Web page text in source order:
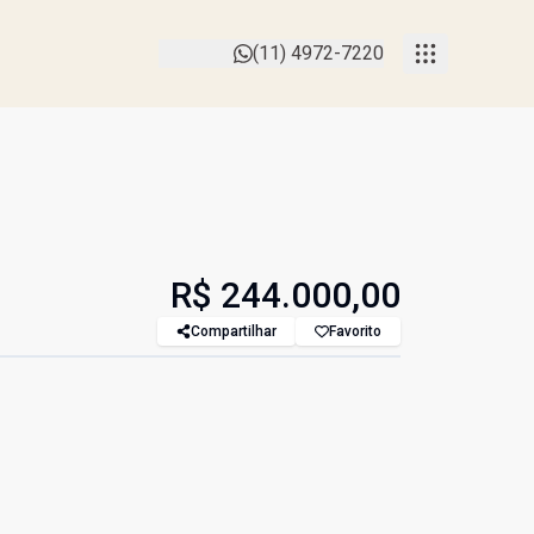
(11) 4972-7220
R$ 244.000,00
Compartilhar Favorito